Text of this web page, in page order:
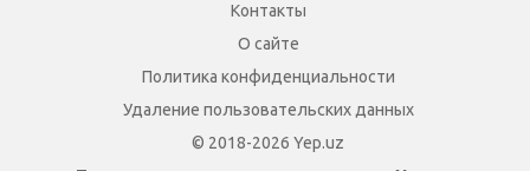
Контакты
О сайте
Политика конфиденциальности
Удаление пользовательских данных
© 2018-2026 Yep.uz